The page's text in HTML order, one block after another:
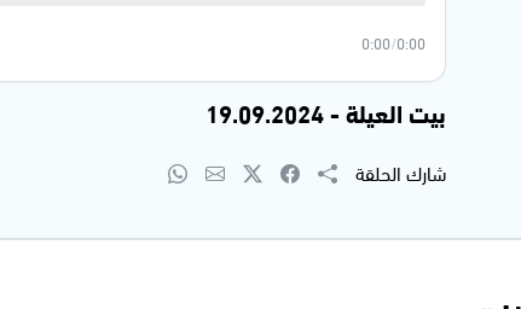
0:00
/
0:00
بيت العيلة - 19.09.2024
شارك الحلقة